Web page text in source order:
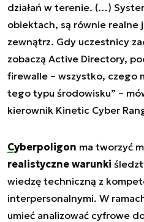
działań w terenie. (…)
obiektach, są równie realne
zewnątrz. Gdy uczestnicy
zobaczą Active Directory,
firewalle – wszystko, czego
tego typu środowisku” –
kierownik Kinetic Cyber
Cyberpoligon ma tworzyć
realistyczne warunki
wiedzę techniczną z
interpersonalnymi. W
umieć analizować cyfrowe